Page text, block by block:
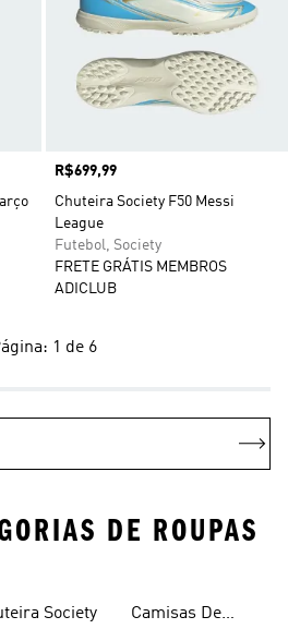
Preço
R$699,99
Chuteira Society F50 Messi
League
Futebol, Society
FRETE GRÁTIS MEMBROS
ADICLUB
1 de 6
DE ROUPAS
Society
Camisas De